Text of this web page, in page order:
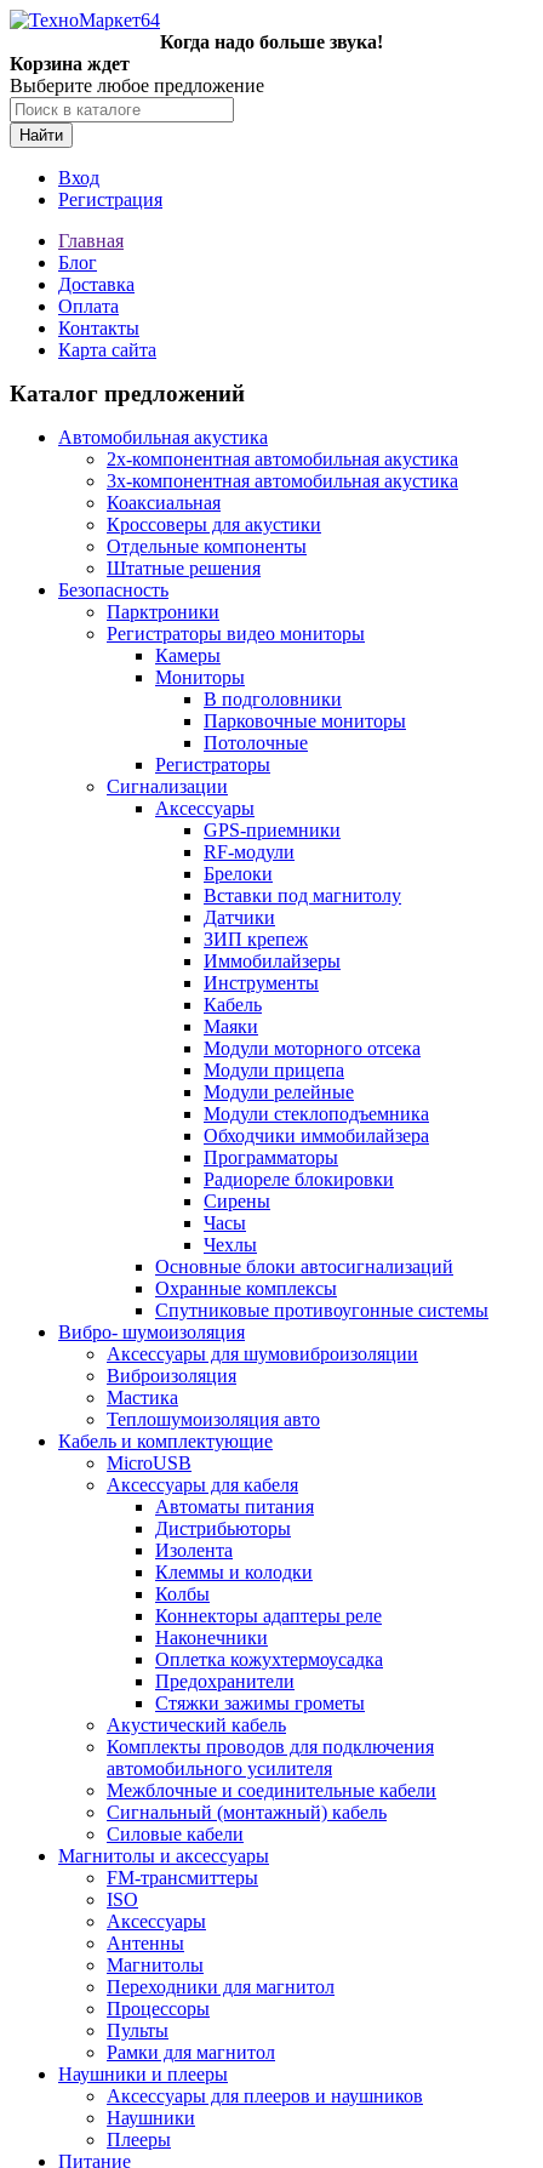
Когда надо больше звука!
Корзина ждет
Выберите любое предложение
Найти
Вход
Регистрация
Главная
Блог
Доставка
Оплата
Контакты
Карта сайта
Каталог предложений
Автомобильная акустика
2х-компонентная автомобильная акустика
3х-компонентная автомобильная акустика
Коаксиальная
Кроссоверы для акустики
Отдельные компоненты
Штатные решения
Безопасность
Парктроники
Регистраторы видео мониторы
Камеры
Мониторы
В подголовники
Парковочные мониторы
Потолочные
Регистраторы
Сигнализации
Аксессуары
GPS-приемники
RF-модули
Брелоки
Вставки под магнитолу
Датчики
ЗИП крепеж
Иммобилайзеры
Инструменты
Кабель
Маяки
Модули моторного отсека
Модули прицепа
Модули релейные
Модули стеклоподъемника
Обходчики иммобилайзера
Программаторы
Радиореле блокировки
Сирены
Часы
Чехлы
Основные блоки автосигнализаций
Охранные комплексы
Спутниковые противоугонные системы
Вибро- шумоизоляция
Аксессуары для шумовиброизоляции
Виброизоляция
Мастика
Теплошумоизоляция авто
Кабель и комплектующие
MicroUSB
Аксессуары для кабеля
Автоматы питания
Дистрибьюторы
Изолента
Клеммы и колодки
Колбы
Коннекторы адаптеры реле
Наконечники
Оплетка кожухтермоусадка
Предохранители
Стяжки зажимы грометы
Акустический кабель
Комплекты проводов для подключения
автомобильного усилителя
Межблочные и соединительные кабели
Сигнальный (монтажный) кабель
Силовые кабели
Магнитолы и аксессуары
FM-трансмиттеры
ISO
Аксессуары
Антенны
Магнитолы
Переходники для магнитол
Процессоры
Пульты
Рамки для магнитол
Наушники и плееры
Аксессуары для плееров и наушников
Наушники
Плееры
Питание